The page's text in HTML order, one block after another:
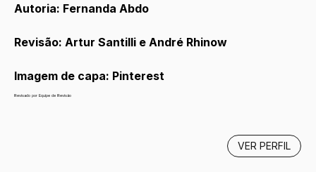
Autoria: Fernanda Abdo
Revisão: Artur Santilli e André Rhinow
Imagem de capa: Pinterest
Revisado por Equipe de Revisão
VER PERFIL